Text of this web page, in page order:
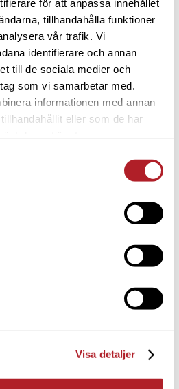
för att anpassa innehållet
tillhandahålla funktioner
vår trafik. Vi
identifierare och annan
till de sociala medier och
som vi samarbetar med.
informationen med annan
eller som de har
Visa detaljer